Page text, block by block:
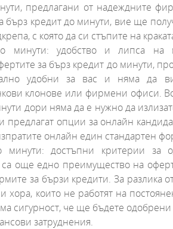
предлагани от надеждните
бърз кредит до минути, вие ще
с която да си стъпите на
минути: удобство и липса на
за бърз кредит до минути,
удобни за вас и няма да
клонове или фирмени офиси.
дори няма да е нужно да
опции за онлайн
онлайн един стандартен
достъпни критерии за
още едно преимущество на
за бързи кредити. За разлика
хора, които не работят на
сигурност, че ще бъдете
затруднения.